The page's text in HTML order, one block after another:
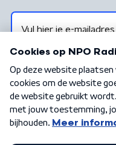
Algemene voorwaarden